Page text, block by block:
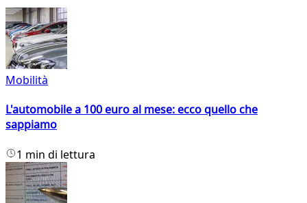
Mobilità
L'automobile a 100 euro al mese: ecco quello che
sappiamo
1 min di lettura